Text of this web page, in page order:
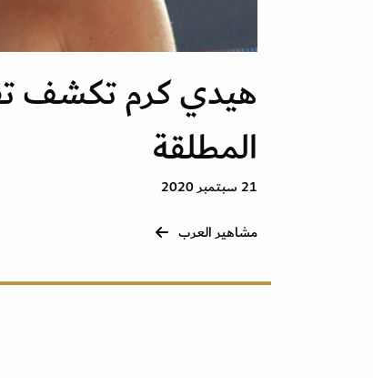
هيدي كرم تكشف
المطلقة
21 سبتمبر 2020
مشاهير العرب